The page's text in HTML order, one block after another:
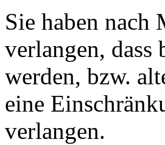
Sie haben nach
verlangen, dass
werden, bzw.
eine
verlangen.